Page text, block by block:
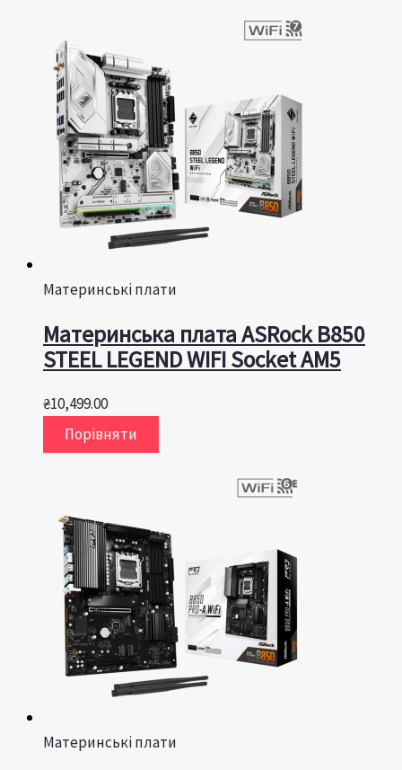
Материнські плати
Материнська плата ASRock B850
STEEL LEGEND WIFI Socket AM5
₴10,499.00
Порівняти
Материнські плати